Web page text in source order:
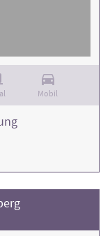
Mobil